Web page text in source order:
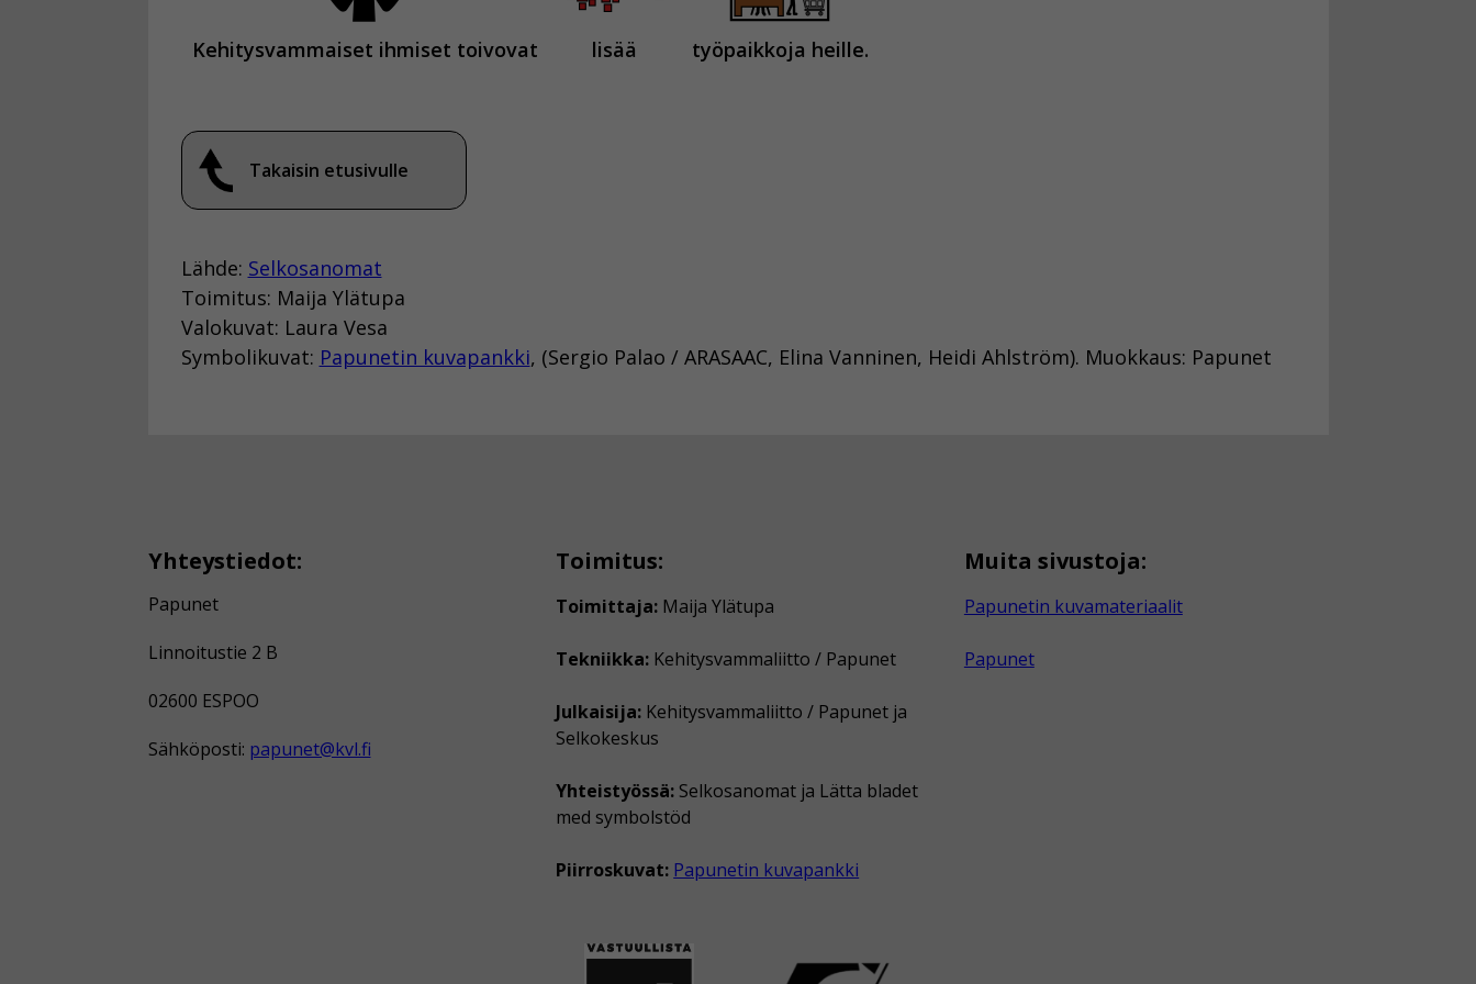
Kehitysvammaiset ihmiset toivovat lisää työpaikkoja heille.
Takaisin etusivulle
Lähde: Selkosanomat
Toimitus: Maija Ylätupa
Valokuvat: Laura Vesa
Symbolikuvat: Papunetin kuvapankki, (Sergio Palao / ARASAAC, Elina Vanninen, Heidi Ahlström). Muokkaus: Papunet
Yhteystiedot:
Papunet
Linnoitustie 2 B
02600 ESPOO
Sähköposti: papunet@kvl.fi
Toimitus:
Toimittaja: Maija Ylätupa
Tekniikka: Kehitysvammaliitto / Papunet
Julkaisija: Kehitysvammaliitto / Papunet ja
Selkokeskus
Yhteistyössä: Selkosanomat ja Lätta bladet
med symbolstöd
Piirroskuvat: Papunetin kuvapankki
Muita sivustoja:
Papunetin kuvamateriaalit
Papunet